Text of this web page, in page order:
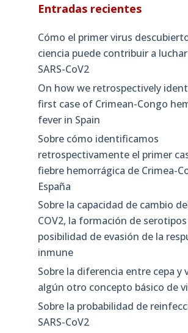
Entradas recientes
Cómo el primer virus
ciencia puede contribuir a
SARS-CoV2
On how we retrospectively
first case of Crimean-Congo
fever in Spain
Sobre cómo identificamos
retrospectivamente el primer
fiebre hemorrágica de Crimea-
España
Sobre la capacidad de cambio
COV2, la formación de serotipos
posibilidad de evasión de la
inmune
Sobre la diferencia entre cepa y
algún otro concepto básico de
Sobre la probabilidad de
SARS-CoV2